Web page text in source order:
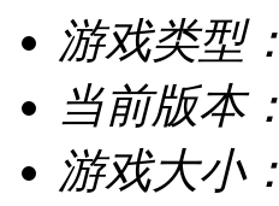
游戏类型：
当前版本：
游戏大小：